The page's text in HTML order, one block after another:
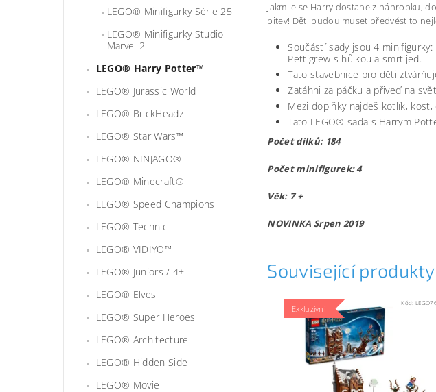
LEGO® Minifigurky Série 25
LEGO® Minifigurky Studio
Marvel 2
LEGO® Harry Potter™
LEGO® Jurassic World
LEGO® BrickHeadz
LEGO® Star Wars™
LEGO® NINJAGO®
LEGO® Minecraft®
LEGO® Speed Champions
LEGO® Technic
LEGO® VIDIYO™
LEGO® Juniors / 4+
LEGO® Elves
LEGO® Super Heroes
LEGO® Architecture
LEGO® Hidden Side
LEGO® Movie
Jakmile se Harry dostane z náhrobku,
bitev! Děti budou muset předvést to
Součástí sady jsou 4
Pettigrew s hůlkou a smrtijed.
Tato stavebnice pro děti
Zatáhni za páčku a přiveď na
Mezi doplňky najdeš kotlík,
Tato LEGO® sada s Harrym
Počet dílků: 184
Počet minifigurek: 4
Věk: 7 +
NOVINKA Srpen 2019
Související produkty
Exkluzivní
Kód: